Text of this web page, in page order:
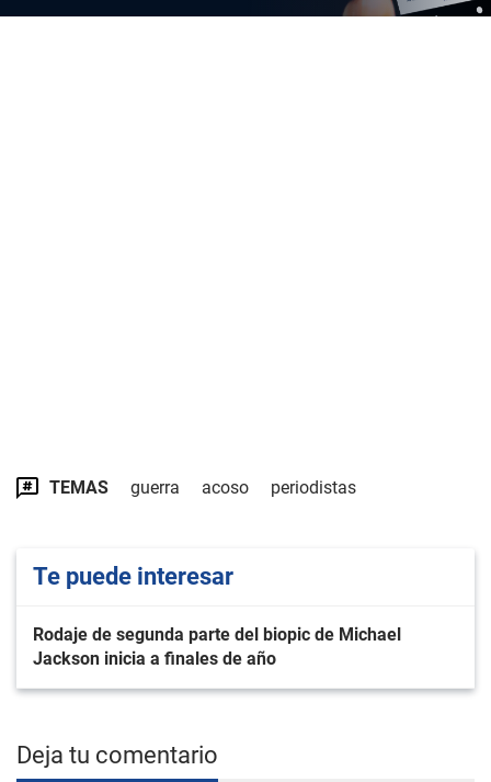
TEMAS guerra acoso periodistas
Te puede interesar
Rodaje de segunda parte del biopic de Michael
Jackson inicia a finales de año
Deja tu comentario